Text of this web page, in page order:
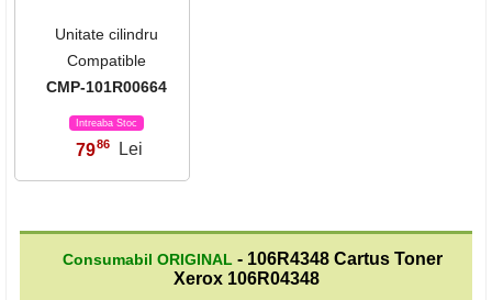
Unitate cilindru
Compatible
CMP-101R00664
Intreaba Stoc
79,86 Lei
Consumabil ORIGINAL - 106R4348 Cartus Toner
Xerox 106R04348